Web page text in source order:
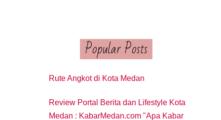
Popular Posts
Rute Angkot di Kota Medan
Review Portal Berita dan Lifestyle Kota
Medan : KabarMedan.com "Apa Kabar